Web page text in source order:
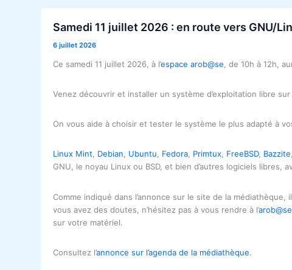
Samedi 11 juillet 2026 : en route vers GNU/
6 juillet 2026
Ce samedi 11 juillet 2026, à l’espace arob@se , de 10h à 12h,
Venez découvrir et installer un système d’exploitation libre
On vous aide à choisir et tester le système le plus adapté à
Linux Mint, Debian, Ubuntu, Fedora, Primtux, FreeBSD, Bazzite
GNU, le noyau Linux ou BSD, et bien d’autres logiciels libres,
Comme indiqué dans l’annonce sur le site de la
vous avez des doutes, n’hésitez pas à vous rendre à l’arob@se
sur votre matériel.
Consultez l’annonce sur l’agenda de la médiathèque.